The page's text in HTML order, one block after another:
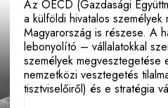
Az OECD (Gazdasági
a külföldi hivatalos
Magyarország is részese. A
lebonyolító – vállalatokkal
személyek megvesztegetése
nemzetközi vesztegetés
tisztviselőiről) és e stratégia